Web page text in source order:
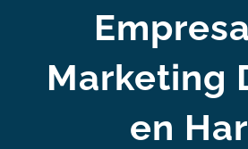
Marketing
en